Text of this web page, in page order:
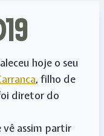
hoje o seu
, filho de
diretor do
assim partir